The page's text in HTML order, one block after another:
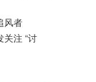
风者
关注 “讨